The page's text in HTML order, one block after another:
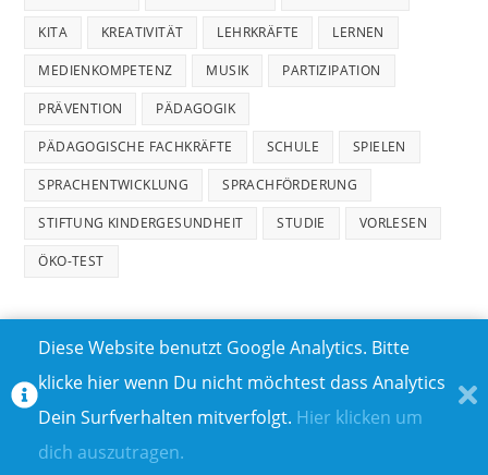
KITA KREATIVITÄT LEHRKRÄFTE LERNEN
MEDIENKOMPETENZ MUSIK PARTIZIPATION
PRÄVENTION PÄDAGOGIK
PÄDAGOGISCHE FACHKRÄFTE SCHULE SPIELEN
SPRACHENTWICKLUNG SPRACHFÖRDERUNG
STIFTUNG KINDERGESUNDHEIT STUDIE VORLESEN
ÖKO-TEST
TEILNAHMEBEDINGUNGEN FÜR GEWINNSPIELE
IMPRESSUM
ÜBER UNS I
Diese Website benutzt Google Analytics. Bitte
klicke hier wenn Du nicht möchtest dass Analytics
Dein Surfverhalten mitverfolgt. Hier klicken um
dich auszutragen.